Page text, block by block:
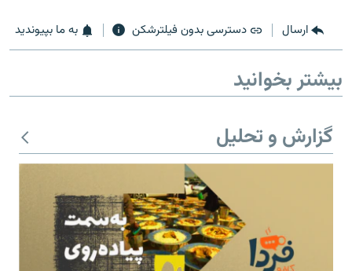
ارسال دسترسی بدون فیلترشکن به ما بپیوندید
بیشتر بخوانید
گزارش و تحلیل